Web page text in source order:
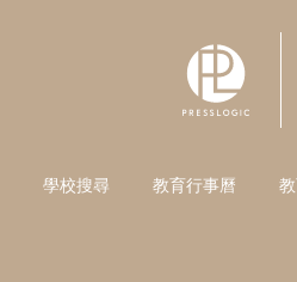
學校搜尋 教育行事曆